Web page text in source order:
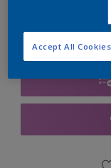
Accept All Cookies